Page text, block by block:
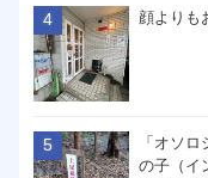
顔よりも
「オソ
の子（イ